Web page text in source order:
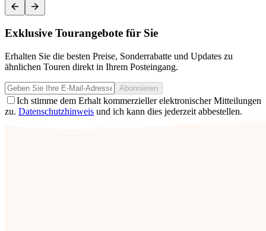
Exklusive Tourangebote für Sie
Erhalten Sie die besten Preise, Sonderrabatte und Updates zu
ähnlichen Touren direkt in Ihrem Posteingang.
Abonnieren
Ich stimme dem Erhalt kommerzieller elektronischer Mitteilungen
zu. Datenschutzhinweis und ich kann dies jederzeit abbestellen.